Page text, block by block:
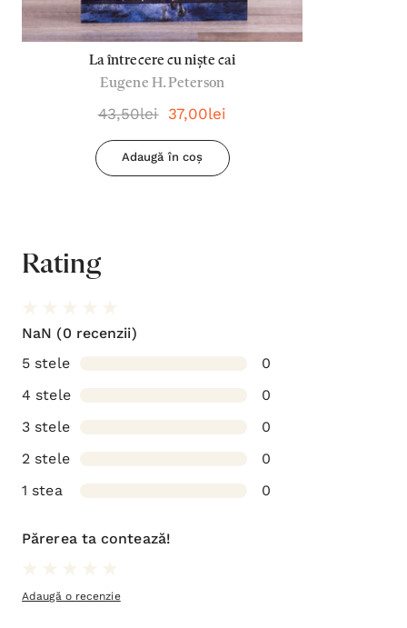
La întrecere cu niște cai
Eugene H. Peterson
43,50lei 37,00lei
Adaugă în coș
Rating
NaN (0 recenzii)
5 stele
0
4 stele
0
3 stele
0
2 stele
0
1 stea
0
Părerea ta contează!
Adaugă o recenzie